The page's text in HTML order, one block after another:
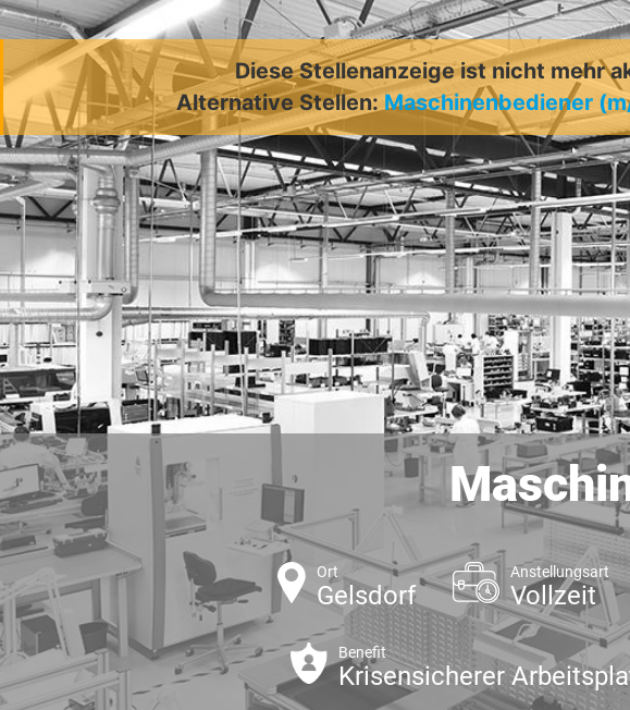
Diese Stellenanzeige ist nicht mehr
Alternative Stellen:Maschinenbediener
Ort
Gelsdorf
Anstellungsart
Vollzeit
Benefit
Krisensicherer